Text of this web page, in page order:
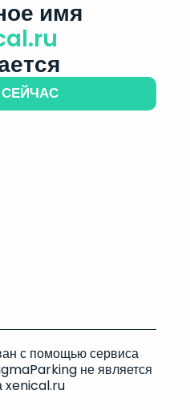
имя
с помощью сервиса
не является
xenical.ru